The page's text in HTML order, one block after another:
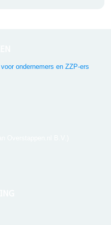
ondernemers en ZZP-ers